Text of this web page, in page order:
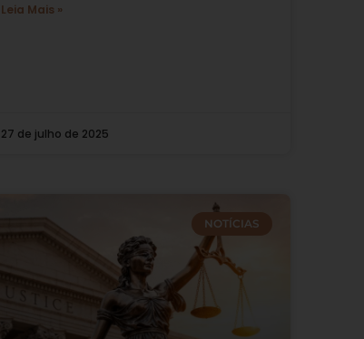
Leia Mais »
27 de julho de 2025
NOTÍCIAS